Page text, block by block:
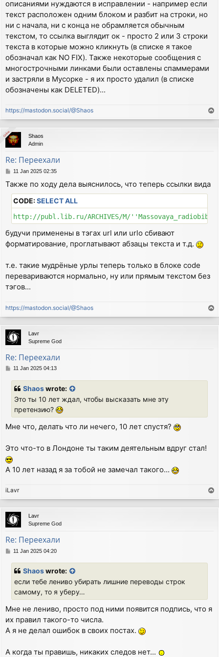
описаниями нуждаются в исправлении - например если
текст расположен одним блоком и разбит на строки, но
ни с начала, ни с конца не обрамляется обычным
текстом, то ссылка выглядит ок - просто 2 или 3 строки
текста в которые можно кликнуть (в списке я такое
обозначал как NO FIX). Также некоторые сообщения с
многострочными линками были оставлены спаммерами
и застряли в Мусорке - я их просто удалил (в списке
обозначены как DELETED)...
https://mastodon.social/@Shaos
o
p
Shaos
Admin
Re: Переехали
P
s
t
11 Jan 2025 02:35
Также по ходу дела выяснилось, что теперь ссылки вида
CODE:SELECT ALL
http://publ.lib.ru/ARCHIVES/M/
будучи применены в тэгах url или urlo сбивают
форматирование, проглатывают абзацы текста и т.д.
т.е. такие мудрёные урлы теперь только в блоке code
перевариваются нормально, ну или прямым текстом без
тэгов...
https://mastodon.social/@Shaos
o
p
Online
Online
Lavr
Supreme God
Re: Переехали
P11 Jan 2025 04:13
Shaoswrote:
Это ты 10 лет ждал, чтобы высказать мне эту
претензию?
Мне что, делать что ли нечего, 10 лет спустя?
Это что-то в Лондоне ты таким деятельным вдруг стал!
А 10 лет назад я за тобой не замечал такого...
iLavr
o
p
Lavr
Supreme God
Re: Переехали
P11 Jan 2025 04:20
Shaoswrote:
если тебе лениво убирать лишние переводы строк
самому, то я уберу…
Мне не лениво, просто под ними появится подпись, что я
их правил такого-то числа.
А я не делал ошибок в своих постах.
А когда ты правишь, никаких следов нет...